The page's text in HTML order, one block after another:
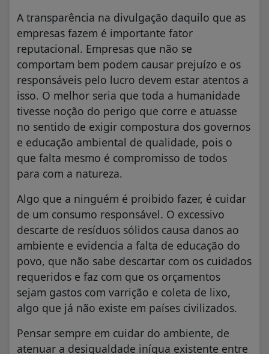
A transparência na divulgação daquilo que as
empresas fazem é importante fator
reputacional. Empresas que não se
comportam bem podem causar prejuízo e os
responsáveis pelo lucro devem estar atentos a
isso. O melhor seria que toda a humanidade
tivesse noção do perigo que corre e atuasse
no sentido de exigir compostura dos governos
e educação ambiental de qualidade, pois o
que falta mesmo é compromisso de todos
para com a natureza.
Algo que a ninguém é proibido fazer, é cuidar
de um consumo responsável. O excessivo
descarte de resíduos sólidos causa danos ao
ambiente e evidencia a falta de educação do
povo, que não sabe descartar com os cuidados
requeridos e faz com que os orçamentos
sejam gastos com varrição e coleta de lixo,
algo que já não existe em países civilizados.
Pensar sempre em cuidar do ambiente, de
atenuar a desigualdade iníqua existente entre